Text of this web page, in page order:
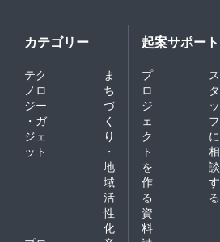
カテゴリー
テク
ノロ
ジー
・ガ
ジェ
ット
ま
ち
づ
く
り
・
地
域
活
性
化
起案サポート
プ
ロ
ジ
ェ
ク
ト
を
作
る
ス
タ
ッ
フ
に
相
談
す
る
資
料